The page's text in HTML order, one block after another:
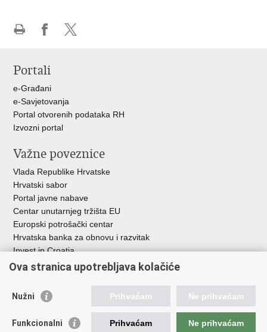
Facebooku
Portali
e-Građani
e-Savjetovanja
Portal otvorenih podataka RH
Izvozni portal
Važne poveznice
Vlada Republike Hrvatske
Hrvatski sabor
Portal javne nabave
Centar unutarnjeg tržišta EU
Europski potrošački centar
Hrvatska banka za obnovu i razvitak
Invest in Croatia
Europska banka za obnovu i razvoj
Središnja agencija za financiranje i ugovaranje
Institucije i javne ustanove u nadležnosti
Ova stranica upotrebljava kolačiće
Nužni Prihvaćam Ne prihvaćam
Funkcionalni Prihvaćam Ne prihvaćam